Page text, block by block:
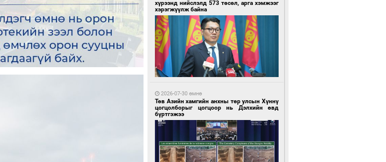
7 цагийн өмнө өмнө
Монгол Улс “COP17”-д “Тал хээрийн
төлөвлөгөө”-гөө танилцуулна
7 цагийн өмнө өмнө
16 төрлийн эмийг нэг эх үүсвэрээс
худалдан авах журмыг баталлаа
хүрээнд нийслэлд 573 төсөл, арга хэмжээг
хэрэгжүүлж байна
2026-07-30 өмнө
Төв Азийн хамгийн анхны төр улсын Хүннү
цогцолборыг цогцоор нь Дэлхийн өвд
бүртгэжээ